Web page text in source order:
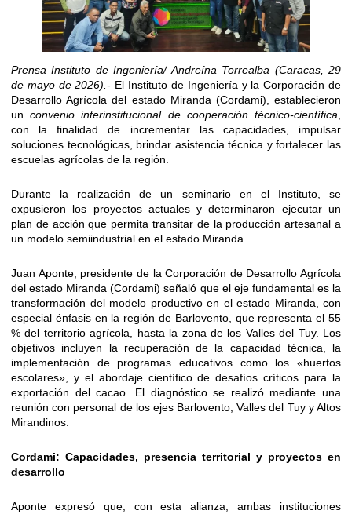
Prensa Instituto de Ingeniería/ Andreína Torrealba (Caracas, 29
de mayo de 2026).- El Instituto de Ingeniería y la Corporación de
Desarrollo Agrícola del estado Miranda (Cordami), establecieron
unconvenio interinstitucional de cooperación técnico-científica,
con la finalidad de incrementar las capacidades, impulsar
soluciones tecnológicas, brindar asistencia técnica y fortalecer las
escuelas agrícolas de la región.
Durante la realización de un seminario en el Instituto, se
expusieron los proyectos actuales y determinaron ejecutar un
plan de acción que permita transitar de la producción artesanal a
un modelo semiindustrial en el estado Miranda.
Juan Aponte, presidente de la Corporación de Desarrollo Agrícola
del estado Miranda (Cordami) señaló que el eje fundamental es la
transformación del modelo productivo en el estado Miranda, con
especial énfasis en la región de Barlovento, que representa el 55
% del territorio agrícola, hasta la zona de los Valles del Tuy. Los
objetivos incluyen la recuperación de la capacidad técnica, la
implementación de programas educativos como los «huertos
escolares», y el abordaje científico de desafíos críticos para la
exportación del cacao. El diagnóstico se realizó mediante una
reunión con personal de los ejes Barlovento, Valles del Tuy y Altos
Mirandinos.
Cordami: Capacidades, presencia territorial y proyectos en
desarrollo
Aponte expresó que, con esta alianza, ambas instituciones